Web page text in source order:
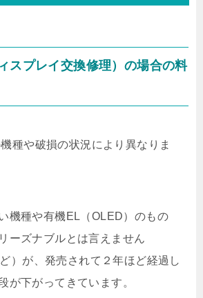
スプレイ交換修理）の場合の料
種や破損の状況により異なりま
機種や有機EL（OLED）のもの
ーズナブルとは言えません
）が、発売されて２年ほど経過し
が下がってきています。